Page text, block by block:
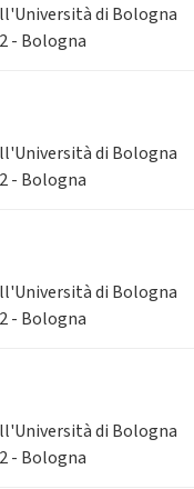
di Bologna
- Bologna
di Bologna
- Bologna
di Bologna
- Bologna
di Bologna
- Bologna